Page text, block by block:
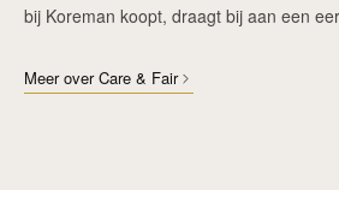
bij Koreman koopt, draagt bij aan een
Meer over Care & Fair